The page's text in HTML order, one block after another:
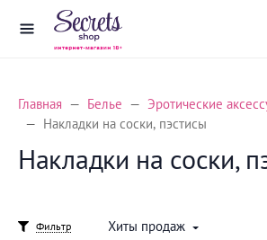
Главная Белье
Эротические
Накладки на соски, пэстисы
Накладки на соски,
Фильтр Хиты продаж